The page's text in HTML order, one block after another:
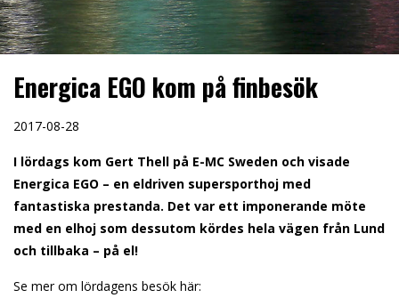
Energica EGO kom på finbesök
2017-08-28
I lördags kom Gert Thell på E-MC Sweden och visade
Energica EGO – en eldriven supersporthoj med
fantastiska prestanda. Det var ett imponerande möte
med en elhoj som dessutom kördes hela vägen från Lund
och tillbaka – på el!
Se mer om lördagens besök här: